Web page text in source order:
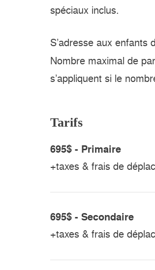
spéciaux inclus.
S’adresse aux enfants
Nombre maximal de
s’appliquent si le
Tarifs
695$ - Primaire
+taxes & frais de
695$ - Secondaire
+taxes & frais de